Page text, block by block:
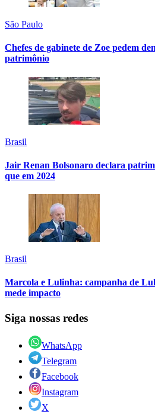
São Paulo
Chefes de gabinete de Zoe pedem
patrimônio
Brasil
Jair Renan Bolsonaro declara
que em 2024
Brasil
Marcola e Lulinha: campanha de
mede impacto
Siga nossas redes
WhatsApp
Telegram
Facebook
Instagram
X